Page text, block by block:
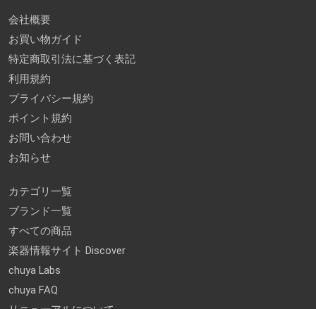
会社概要
お買い物ガイド
特定商取引法に基づく表記
利用規約
プライバシー規約
ポイント規約
お問い合わせ
お知らせ
カテゴリ一覧
ブランド一覧
すべての商品
楽器情報サイト Discover
chuya Labs
chuya FAQ